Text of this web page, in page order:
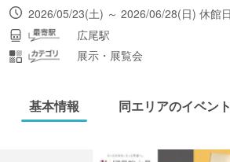
広尾駅
展示・展覧会
基本情報 同エリアのイベント